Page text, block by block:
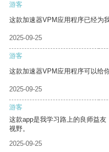
游客
这款加速器VPM应用程序已经为
2025-09-25
游客
这款加速器VPM应用程序可以给
2025-09-25
游客
这款app是我学习路上的良师益
视野。
2025-09-25